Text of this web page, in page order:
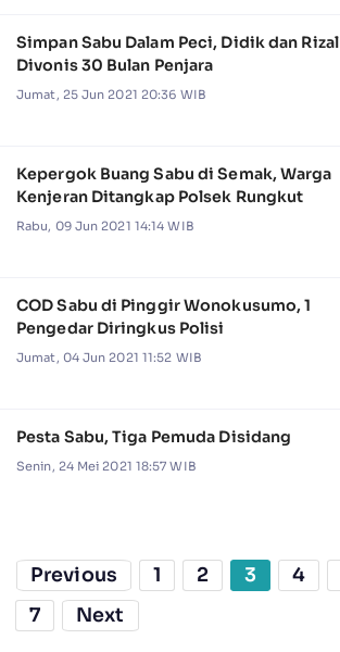
Simpan Sabu Dalam Peci, Didik dan Rizal
Divonis 30 Bulan Penjara
Jumat, 25 Jun 2021 20:36 WIB
Kepergok Buang Sabu di Semak, Warga
Kenjeran Ditangkap Polsek Rungkut
Rabu, 09 Jun 2021 14:14 WIB
COD Sabu di Pinggir Wonokusumo, 1
Pengedar Diringkus Polisi
Jumat, 04 Jun 2021 11:52 WIB
Pesta Sabu, Tiga Pemuda Disidang
Senin, 24 Mei 2021 18:57 WIB
Previous 1 2 3 4
7
Next